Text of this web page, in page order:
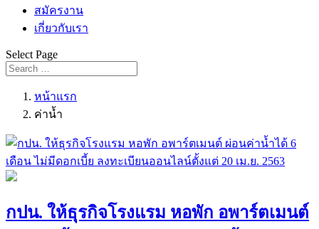
สมัครงาน
เกี่ยวกับเรา
Select Page
หน้าแรก
ค่าน้ำ
กปน. ให้ธุรกิจโรงแรม หอพัก อพาร์ตเมนต์